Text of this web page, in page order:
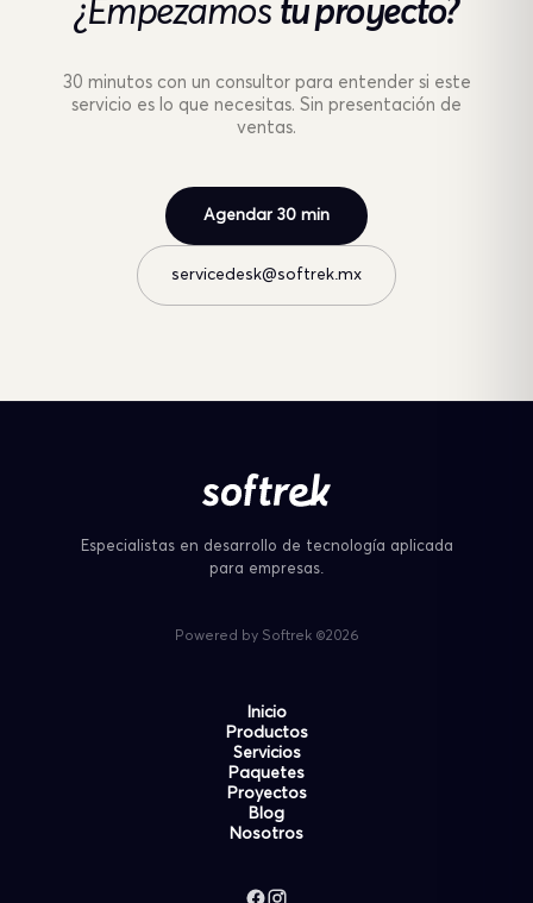
¿Empezamos tu proyecto?
30 minutos con un consultor para entender si este
servicio es lo que necesitas. Sin presentación de
ventas.
Agendar 30 min
servicedesk@softrek.mx
Inicio
Productos
Servicios
Paquetes
Proyectos
Blog
Nosotros
Especialistas en desarrollo de tecnología aplicada
para empresas.
Powered by Softrek ©2026